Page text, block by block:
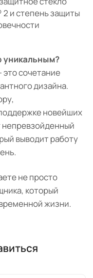
и степень защиты
уникальным?
это сочетание
дизайна.
новейших
непревзойденный
выводит работу
не просто
который
жизни.